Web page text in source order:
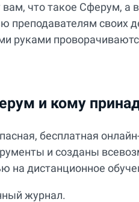
что такое Сферум, а
преподавателям своих
руками
и кому
бесплатная
и созданы
на дистанционное
журнал.